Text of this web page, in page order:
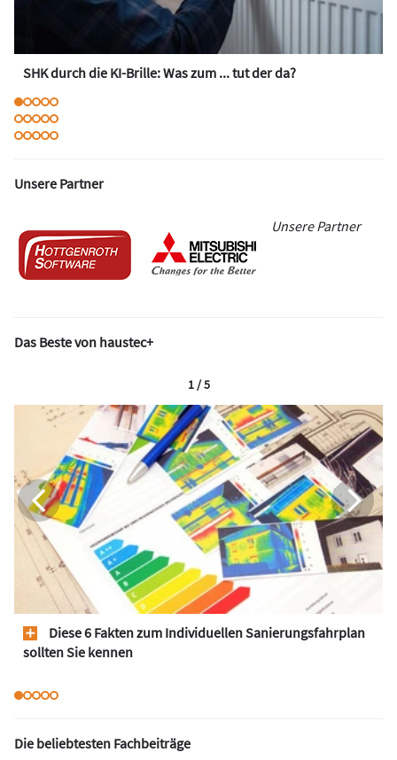
SHK durch die KI-Brille: Was zum ... tut der da?
Unsere Partner
Unsere Partner
Das Beste von haustec+
Diese 6 Fakten zum Individuellen Sanierungsfahrplan
sollten Sie kennen
1 / 5
Die beliebtesten Fachbeiträge